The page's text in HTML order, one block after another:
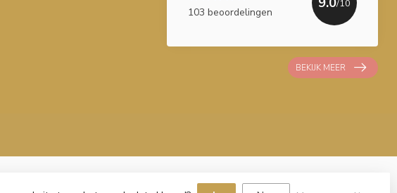
103 beoordelingen
/10
BEKIJK MEER